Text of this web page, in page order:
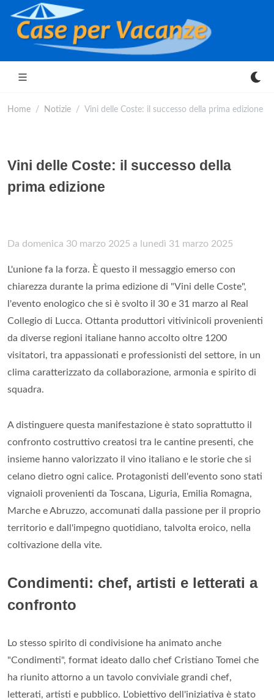
Home Notizie Vini delle Coste: il successo della prima edizione
Vini delle Coste: il successo della
prima edizione
Da domenica 30 marzo 2025 a lunedì 31 marzo 2025
L'unione fa la forza. È questo il messaggio emerso con
chiarezza durante la prima edizione di "Vini delle Coste",
l'evento enologico che si è svolto il 30 e 31 marzo al Real
Collegio di Lucca. Ottanta produttori vitivinicoli provenienti
da diverse regioni italiane hanno accolto oltre 1200
visitatori, tra appassionati e professionisti del settore, in un
clima caratterizzato da collaborazione, armonia e spirito di
squadra.
A distinguere questa manifestazione è stato soprattutto il
confronto costruttivo creatosi tra le cantine presenti, che
insieme hanno valorizzato il vino italiano e le storie che si
celano dietro ogni calice. Protagonisti dell'evento sono stati
vignaioli provenienti da Toscana, Liguria, Emilia Romagna,
Marche e Abruzzo, accomunati dalla passione per il proprio
territorio e dall'impegno quotidiano, talvolta eroico, nella
coltivazione della vite.
Condimenti: chef, artisti e letterati a
confronto
Lo stesso spirito di condivisione ha animato anche
"Condimenti", format ideato dallo chef Cristiano Tomei che
ha riunito attorno a un tavolo conviviale grandi chef,
letterati, artisti e pubblico. L'obiettivo dell'iniziativa è stato